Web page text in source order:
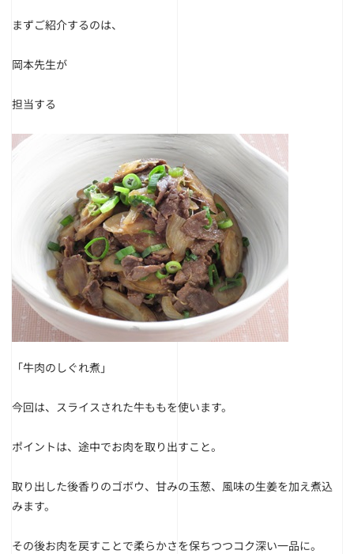
まずご紹介するのは、
岡本先生が
担当する
「牛肉のしぐれ煮」
今回は、スライスされた牛ももを使います。
ポイントは、途中でお肉を取り出すこと。
取り出した後香りのゴボウ、甘みの玉葱、風味の生姜を加え煮込
みます。
その後お肉を戻すことで柔らかさを保ちつつコク深い一品に。